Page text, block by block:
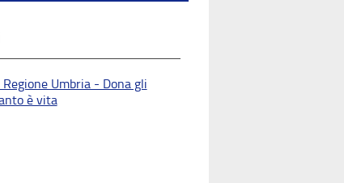
Umbria - Dona gli
è vita